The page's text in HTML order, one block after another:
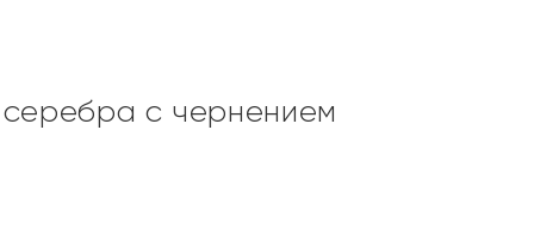
с чернением